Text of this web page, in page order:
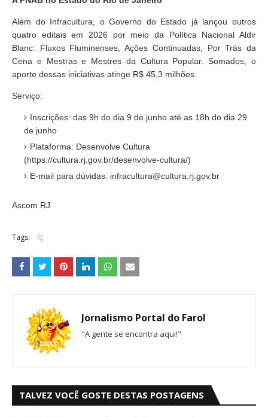
Além do Infracultura, o Governo do Estado já lançou outros
quatro editais em 2026 por meio da Política Nacional Aldir
Blanc: Fluxos Fluminenses, Ações Continuadas, Por Trás da
Cena e Mestras e Mestres da Cultura Popular. Somados, o
aporte dessas iniciativas atinge R$ 45,3 milhões.
Serviço:
Inscrições: das 9h do dia 9 de junho até as 18h do dia 29
de junho
Plataforma: Desenvolve Cultura
(https://cultura.rj.gov.br/desenvolve-cultura/)
E-mail para dúvidas: infracultura@cultura.rj.gov.br
Ascom RJ
Tags: RJ
Jornalismo Portal do Farol
"A gente se encontra aqui!"
TALVEZ VOCÊ GOSTE DESTAS POSTAGENS